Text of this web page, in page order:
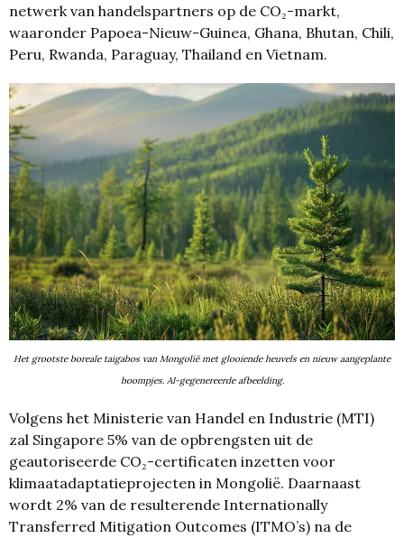
netwerk van handelspartners op de CO₂-markt,
waaronder Papoea-Nieuw-Guinea, Ghana, Bhutan, Chili,
Peru, Rwanda, Paraguay, Thailand en Vietnam.
Het grootste boreale taigabos van Mongolië met glooiende heuvels en nieuw aangeplante
boompjes. AI-gegenereerde afbeelding.
Volgens het Ministerie van Handel en Industrie (MTI)
zal Singapore 5% van de opbrengsten uit de
geautoriseerde CO₂-certificaten inzetten voor
klimaatadaptatieprojecten in Mongolië. Daarnaast
wordt 2% van de resulterende Internationally
Transferred Mitigation Outcomes (ITMO’s) na de